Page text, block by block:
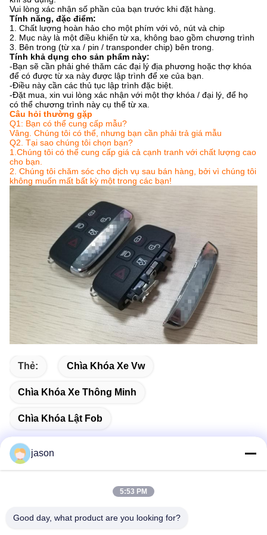
Vui lòng xác nhận số phần của bạn trước khi đặt hàng.
Tính năng, đặc điểm:
1. Chất lượng hoàn hảo cho một phím với vỏ, nút và chip
2. Mục này là một điều khiển từ xa, không bao gồm chương trình
3. Bên trong (từ xa / pin / transponder chip) bên trong.
Tính khả dụng cho sản phẩm này:
-Bạn sẽ cần phải ghé thăm các đại lý địa phương hoặc thợ khóa
để có được từ xa này được lập trình để xe của bạn.
-Điều này cần các thủ tục lập trình đặc biệt.
-Đặt mua, xin vui lòng xác nhận với một thợ khóa / đại lý, để họ
có thể chương trình này cụ thể từ xa.
Câu hỏi thường gặp
Q1: Bạn có thể cung cấp mẫu?
Vâng. Chúng tôi có thể, nhưng bạn cần phải trả giá mẫu
Q2. Tại sao chúng tôi chọn bạn?
1.Chúng tôi có thể cung cấp giá cả cạnh tranh với chất lượng cao
cho bạn.
2. Chúng tôi chăm sóc cho dịch vụ sau bán hàng, bởi vì chúng tôi
không muốn mất bất kỳ một trong các bạn!
Thẻ: Chìa Khóa Xe Vw
Chìa Khóa Xe Thông Minh
Chìa Khóa Lật Fob
Địa chỉ
jason
5:53 PM
Good day, what product are you looking for?